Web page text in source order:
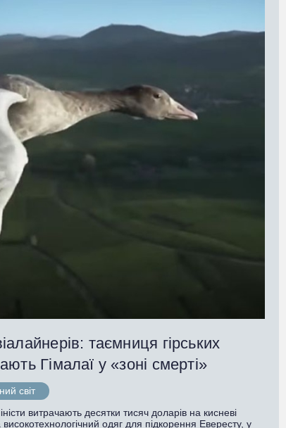
таємниця гірських
Гімалаї у «зоні смерті»
світ
витрачають десятки тисяч доларів на кисневі
одяг для підкорення Евересту, у